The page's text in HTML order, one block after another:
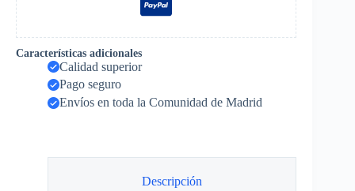
Características adicionales
Calidad superior
Pago seguro
Envíos en toda la Comunidad de Madrid
Descripción